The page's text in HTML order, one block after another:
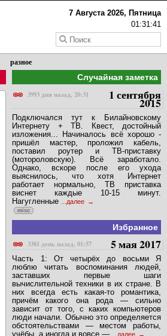
7 Августа 2026, Пятница
Случайная заметка
1 сентября
2015
Подключался тут к Билайновскому
Интернету + ТВ. Квест, достойный
изложения... Начиналось всё хорошо -
пришёл мастер, проложил кабель,
поставил роутер и ТВ-приставку
(мотороловскую). Всё заработало.
Однако, вскоре после его ухода
выяснилось, что хотя Интернет
работает нормально, ТВ приставка
виснет каждые 10-15 минут.
Нагугленные
Избранное
3381 день назад, 01:57
5 мая 2017
Часть 1: От четырёх до восьми Я
люблю читать воспоминания людей,
заставших первые шаги
вычислительной техники в их стране. В
них всегда есть какая-то романтика,
причём какого она рода — сильно
зависит от того, с каких компьютеров
люди начали. Обычно это определяется